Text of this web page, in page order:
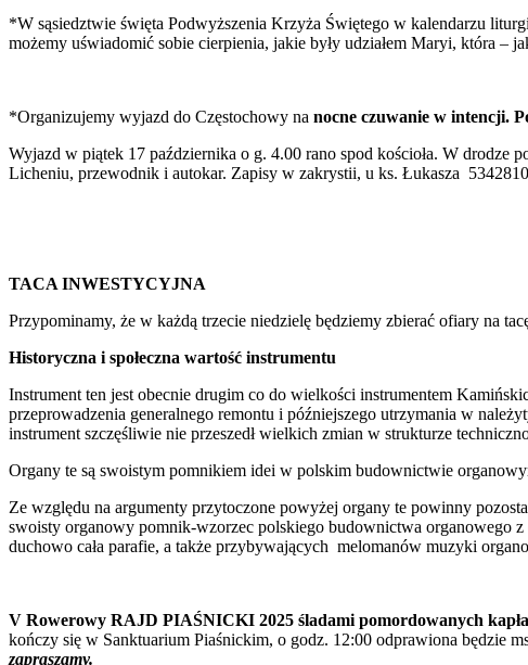
*W sąsiedztwie święta Podwyższenia Krzyża Świętego w kalendarzu
możemy uświadomić sobie cierpienia, jakie były udziałem Maryi, która –
*Organizujemy wyjazd do Częstochowy na nocne czuwanie w intencji.
Wyjazd w piątek 17 października o g. 4.00 rano spod kościoła. W
Licheniu, przewodnik i autokar. Zapisy w zakrystii, u ks. Łukasza
TACA INWESTYCYJNA
Przypominamy, że w każdą trzecie niedzielę będziemy zbierać ofiary na
Historyczna i społeczna wartość instrumentu
Instrument ten jest obecnie drugim co do wielkości instrumentem
przeprowadzenia generalnego remontu i późniejszego utrzymania w
instrument szczęśliwie nie przeszedł wielkich zmian w strukturze
Organy te są swoistym pomnikiem idei w polskim budownictwie
Ze względu na argumenty przytoczone powyżej organy te powinny
swoisty organowy pomnik-wzorzec polskiego budownictwa organowego
duchowo cała parafie, a także przybywających melomanów muzyki
V Rowerowy RAJD PIAŚNICKI 2025 śladami pomordowanych
kończy się w Sanktuarium Piaśnickim, o godz. 12:00 odprawiona będzie
zapraszamy.